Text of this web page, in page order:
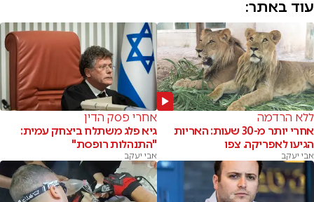
עוד באתר:
ללא הרדמה
אחרי יותר מ-30 שעות: האריות
הגיעו לאפריקה. צפו
אבי יעקב
אחרי פסק הדין
גיא פלג משתלח ביצחק עמית:
"התנהלות רופסת"
אבי יעקב